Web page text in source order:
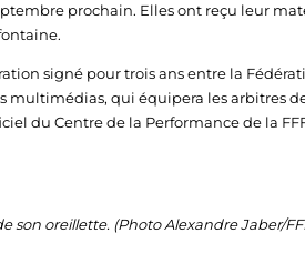
prochain. Elles ont reçu leur
signé pour trois ans entre la
multimédias, qui équipera les arbitres
du Centre de la Performance de la
son oreillette. (Photo Alexandre Jaber/